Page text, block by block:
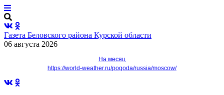
Газета Беловского района Курской области
06 августа 2026
На месяц
https://world-weather.ru/pogoda/russia/moscow/